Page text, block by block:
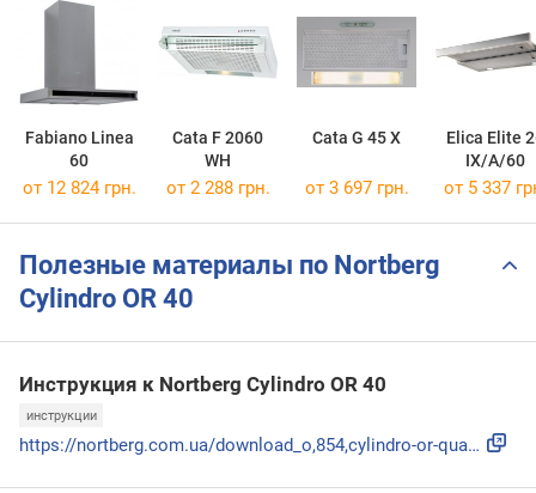
Fabiano Linea
60
Cata F 2060
WH
Cata G 45 X
Elica Elite
IX/A/60
от 12 824 грн. от 2 288 грн. от 3 697 грн. от 5 337
Полезные материалы по Nortberg
Cylindro OR 40
Инструкция к Nortberg Cylindro OR 40
инструкции
https://nortberg.com.ua/download_o,854,cylindro-or-quadro-o...